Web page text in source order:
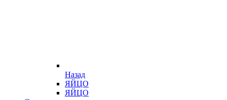
Назад
ЯЙЦО
ЯЙЦО